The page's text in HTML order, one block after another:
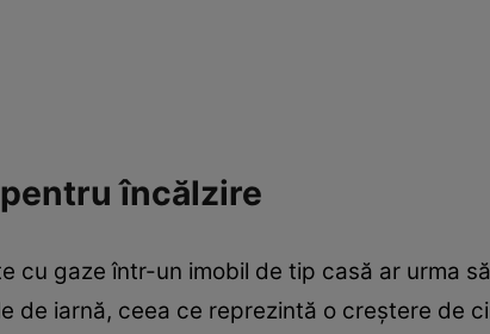
încălzire
cu gaze într-un imobil de tip casă ar urma
de iarnă, ceea ce reprezintă o creștere de